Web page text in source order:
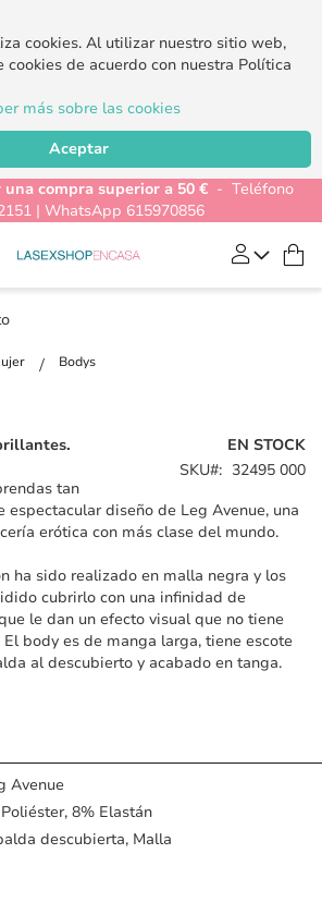
cookies. Al utilizar nuestro sitio web,
cookies de acuerdo con nuestra Política
más sobre las cookies
Aceptar
una compra superior a 50 €- Teléfono
| WhatsApp 615970856
Bodys
EN STOCK
SKU
32495 000
tan
espectacular diseño de Leg Avenue, una
erótica con más clase del mundo.
ha sido realizado en malla negra y los
cubrirlo con una infinidad de
le dan un efecto visual que no tiene
body es de manga larga, tiene escote
al descubierto y acabado en tanga.
Avenue
8% Elastán
descubierta, Malla